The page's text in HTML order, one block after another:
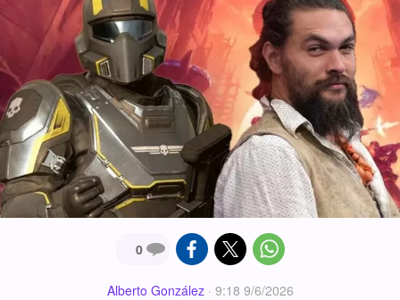
0
Alberto González· 9:18 9/6/2026